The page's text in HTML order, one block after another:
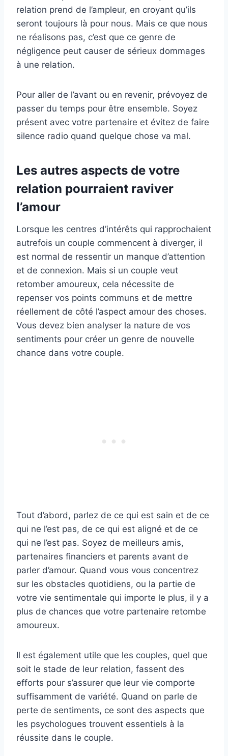
relation prend de l’ampleur, en croyant qu’ils
seront toujours là pour nous. Mais ce que nous
ne réalisons pas, c’est que ce genre de
négligence peut causer de sérieux dommages
à une relation.
Pour aller de l’avant ou en revenir, prévoyez de
passer du temps pour être ensemble. Soyez
présent avec votre partenaire et évitez de faire
silence radio quand quelque chose va mal.
Les autres aspects de votre
relation pourraient raviver
l’amour
Lorsque les centres d’intérêts qui rapprochaient
autrefois un couple commencent à diverger, il
est normal de ressentir un manque d’attention
et de connexion. Mais si un couple veut
retomber amoureux, cela nécessite de
repenser vos points communs et de mettre
réellement de côté l’aspect amour des choses.
Vous devez bien analyser la nature de vos
sentiments pour créer un genre de nouvelle
chance dans votre couple.
Tout d’abord, parlez de ce qui est sain et de ce
qui ne l’est pas, de ce qui est aligné et de ce
qui ne l’est pas. Soyez de meilleurs amis,
partenaires financiers et parents avant de
parler d’amour. Quand vous vous concentrez
sur les obstacles quotidiens, ou la partie de
votre vie sentimentale qui importe le plus, il y a
plus de chances que votre partenaire retombe
amoureux.
Il est également utile que les couples, quel que
soit le stade de leur relation, fassent des
efforts pour s’assurer que leur vie comporte
suffisamment de variété. Quand on parle de
perte de sentiments, ce sont des aspects que
les psychologues trouvent essentiels à la
réussite dans le couple.